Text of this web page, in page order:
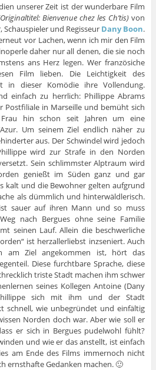
unserer Zeit ist der wunderbare Film
Bienvenue chez les Ch’tis) von
und Regisseur Dany Boon.
vor Lachen, wenn ich mir den Film
daher nur all denen, die sie noch
ans Herz legen. Wer französiche
Film lieben. Die Leichtigkeit des
in dieser Komödie ihre Vollendung.
einfach zu herrlich: Phillippe Abrams
Postfiliale in Marseille und bemüht sich
hin schon seit Jahren um eine
Um seinem Ziel endlich näher zu
aus. Der Schwindel wird jedoch
wird zur Strafe in den Norden
Sein schlimmster Alptraum wird
genießt im Süden ganz und gar
kalt und die Bewohner gelten aufgrund
als dümmlich und hinterwäldlerisch.
sauer auf ihren Mann und so muss
nach Bergues ohne seine Familie
seinen Lauf. Allein die beschwerliche
ist herzallerliebst inzseniert. Auch
am Ziel angekommen ist, hört das
Diese furchtbare Sprache, diese
triste Stadt machen ihm schwer
seines Kollegen Antoine (Dany
sich mit ihm und der Stadt
schnell, wie unbegründet und einfältig
Norden doch war. Aber wie soll er
er sich in Bergues pudelwohl fühlt?
und wie er das anstellt, ist einfach
am Ende des Films immernoch nicht
ernsthafte Gedanken machen. 🙂